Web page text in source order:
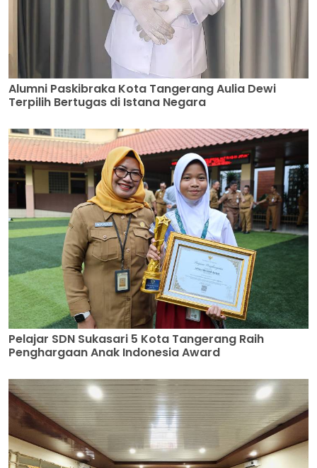
Alumni Paskibraka Kota Tangerang Aulia Dewi
Terpilih Bertugas di Istana Negara
Pelajar SDN Sukasari 5 Kota Tangerang Raih
Penghargaan Anak Indonesia Award